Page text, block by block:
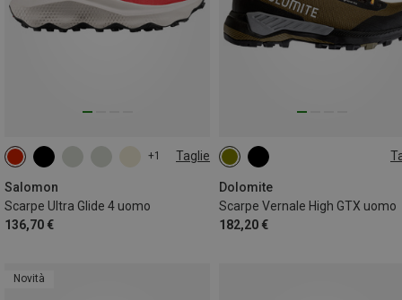
+1 Taglie
Salomon
Scarpe Ultra Glide 4 uomo
136,70 €
Dolomite
Scarpe Vernale High GTX uomo
182,20 €
Novità